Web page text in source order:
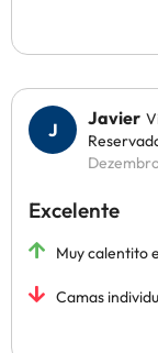
Javier
Excelente
Muy calentito
Camas